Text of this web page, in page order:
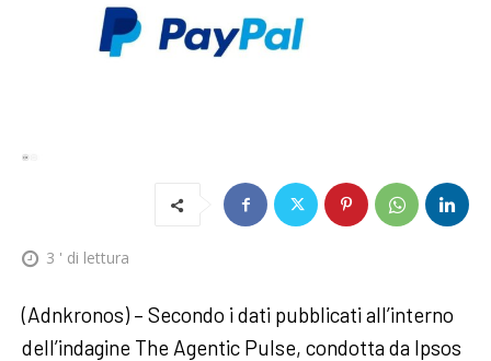
3 ' di lettura
(Adnkronos) – Secondo i dati pubblicati all’interno
dell’indagine The Agentic Pulse, condotta da Ipsos